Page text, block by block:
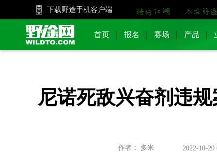
下载野途手机客户端
首页 报名 赛场 产品
尼诺死敌兴奋剂违
作者： 多米 2022-10-20